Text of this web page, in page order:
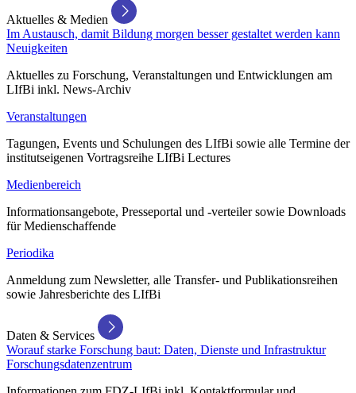
Aktuelles & Medien
Im Austausch, damit Bildung morgen besser gestaltet werden kann
Neuigkeiten
Aktuelles zu Forschung, Veranstaltungen und Entwicklungen am
LIfBi inkl. News-Archiv
Veranstaltungen
Tagungen, Events und Schulungen des LIfBi sowie alle Termine der
institutseigenen Vortragsreihe LIfBi Lectures
Medienbereich
Informationsangebote, Presseportal und -verteiler sowie Downloads
für Medienschaffende
Periodika
Anmeldung zum Newsletter, alle Transfer- und Publikationsreihen
sowie Jahresberichte des LIfBi
Daten & Services
Worauf starke Forschung baut: Daten, Dienste und Infrastruktur
Forschungsdatenzentrum